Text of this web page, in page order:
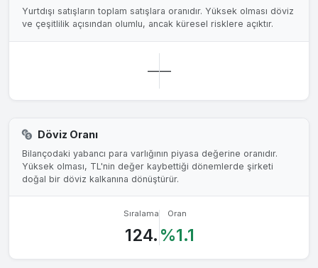
Yurtdışı satışların toplam satışlara oranıdır. Yüksek olması döviz
ve çeşitlilik açısından olumlu, ancak küresel risklere açıktır.
——
Döviz Oranı
Bilançodaki yabancı para varlığının piyasa değerine oranıdır.
Yüksek olması, TL'nin değer kaybettiği dönemlerde şirketi
doğal bir döviz kalkanına dönüştürür.
Sıralama
124.
Oran
%1.1